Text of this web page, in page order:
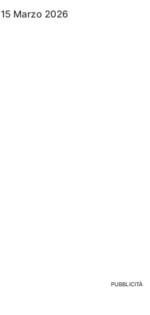
15 Marzo 2026
PUBBLICITÀ